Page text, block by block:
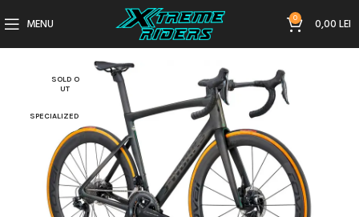
MENU 0 0,00LEI
SOLD O
UT
SPECIALIZED